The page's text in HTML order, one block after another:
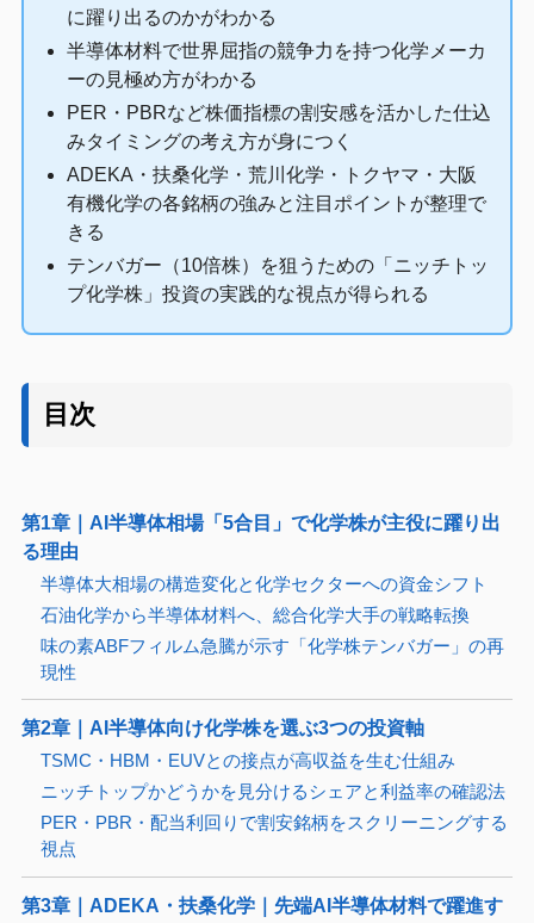
に躍り出るのかがわかる
半導体材料で世界屈指の競争力を持つ化学メーカ
ーの見極め方がわかる
PER・PBRなど株価指標の割安感を活かした仕込
みタイミングの考え方が身につく
ADEKA・扶桑化学・荒川化学・トクヤマ・大阪
有機化学の各銘柄の強みと注目ポイントが整理で
きる
テンバガー（10倍株）を狙うための「ニッチトッ
プ化学株」投資の実践的な視点が得られる
目次
第1章｜AI半導体相場「5合目」で化学株が主役に躍り出
る理由
半導体大相場の構造変化と化学セクターへの資金シフト
石油化学から半導体材料へ、総合化学大手の戦略転換
味の素ABFフィルム急騰が示す「化学株テンバガー」の再
現性
第2章｜AI半導体向け化学株を選ぶ3つの投資軸
TSMC・HBM・EUVとの接点が高収益を生む仕組み
ニッチトップかどうかを見分けるシェアと利益率の確認法
PER・PBR・配当利回りで割安銘柄をスクリーニングする
視点
第3章｜ADEKA・扶桑化学｜先端AI半導体材料で躍進す